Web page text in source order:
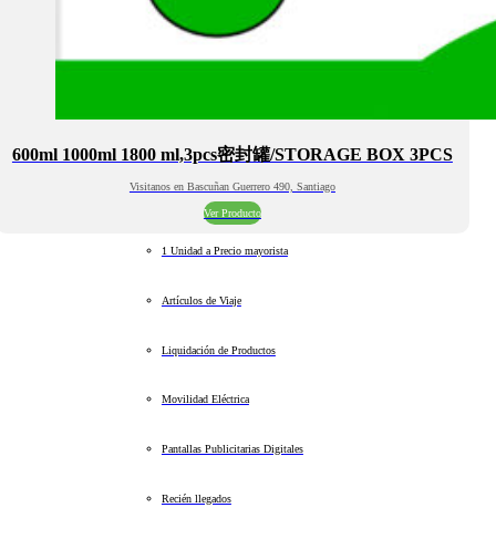
600ml 1000ml 1800 ml,3pcs密封罐/STORAGE BOX 3PCS
Visitanos en Bascuñan Guerrero 490, Santiago
Ver Producto
1 Unidad a Precio mayorista
Artículos de Viaje
Liquidación de Productos
Movilidad Eléctrica
Pantallas Publicitarias Digitales
Recién llegados